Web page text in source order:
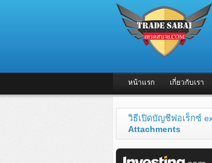
หน้าแรก เกี่ยวกับเรา
วิธีเปิดบัญชีฟอเร็กซ์
Attachments